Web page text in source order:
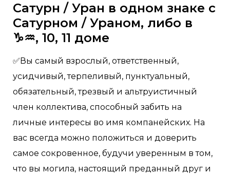
Сатурн / Уран в одном знаке с
Сатурном / Ураном, либо в
♑️♒️, 10, 11 доме
✅Вы самый взрослый, ответственный,
усидчивый, терпеливый, пунктуальный,
обязательный, трезвый и альтруистичный
член коллектива, способный забить на
личные интересы во имя компанейских. На
вас всегда можно положиться и доверить
самое сокровенное, будучи уверенным в том,
что вы могила, настоящий преданный друг и